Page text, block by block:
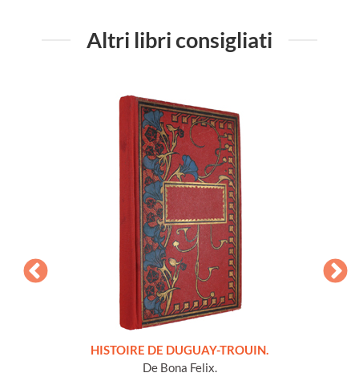
Altri libri consigliati
HISTOIRE DE DUGUAY-TROUIN.
De Bona Felix.